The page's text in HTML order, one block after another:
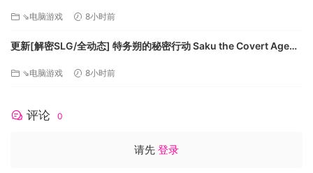
⇘电脑游戏 8小时前
更新[解密SLG/全动态] 特务朔的秘密行动 Saku the Covert Agent
⇘电脑游戏 8小时前
评论 0
请先 登录